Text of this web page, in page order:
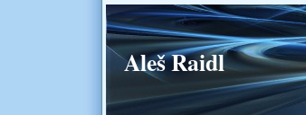
Aleš Raidl